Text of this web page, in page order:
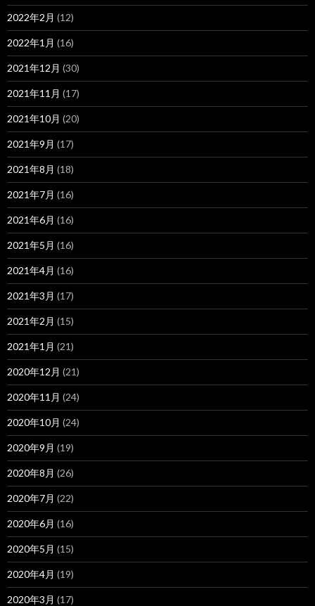
2022年2月 (12)
2022年1月 (16)
2021年12月 (30)
2021年11月 (17)
2021年10月 (20)
2021年9月 (17)
2021年8月 (18)
2021年7月 (16)
2021年6月 (16)
2021年5月 (16)
2021年4月 (16)
2021年3月 (17)
2021年2月 (15)
2021年1月 (21)
2020年12月 (21)
2020年11月 (24)
2020年10月 (24)
2020年9月 (19)
2020年8月 (26)
2020年7月 (22)
2020年6月 (16)
2020年5月 (15)
2020年4月 (19)
2020年3月 (17)